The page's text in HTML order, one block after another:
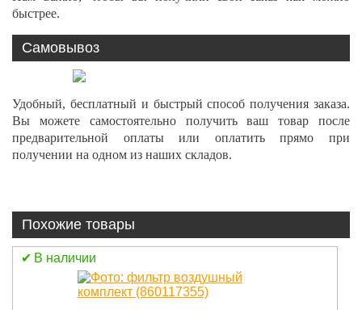
быстрее.
Самовывоз
Удобный, бесплатный и быстрый способ получения заказа.
Вы можете самостоятельно получить ваш товар после
предварительной оплаты или оплатить прямо при
получении на одном из наших складов.
Похожие товары
В наличии